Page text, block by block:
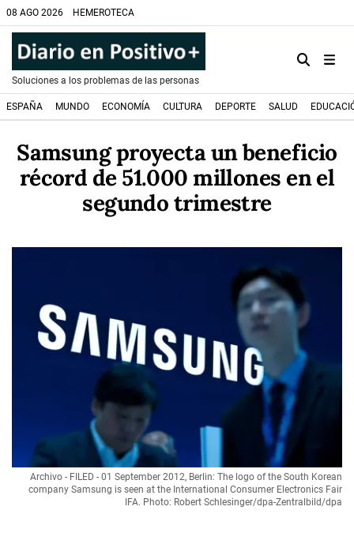
08 AGO 2026 HEMEROTECA
Soluciones a los problemas de las personas
ESPAÑA MUNDO ECONOMÍA CULTURA DEPORTE SALUD
Samsung proyecta un beneficio
récord de 51.000 millones en el
segundo trimestre
Archivo - FILED - 01 September 2012, Berlin: The logo of the South Korean
company Samsung is seen at the International Consumer Electronics Fair
IFA. Photo: Robert Schlesinger/dpa-Zentralbild/dpa